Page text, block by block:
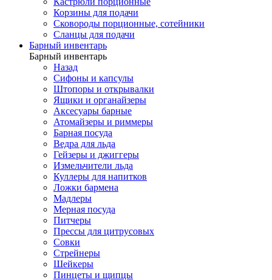
Корзины для подачи
Сковороды порционные, сотейники
Сланцы для подачи
Барный инвентарь
Барный инвентарь
Назад
Сифоны и капсулы
Штопоры и открывалки
Ящики и органайзеры
Аксесуары барные
Атомайзеры и риммеры
Барная посуда
Ведра для льда
Гейзеры и джиггеры
Измельчители льда
Куллеры для напитков
Ложки бармена
Мадлеры
Мерная посуда
Питчеры
Прессы для цитрусовых
Совки
Стрейнеры
Шейкеры
Пинцеты и щипцы